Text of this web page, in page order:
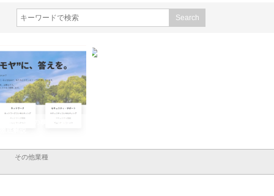
会社ＣＳＡの事業内容と強
その他業種